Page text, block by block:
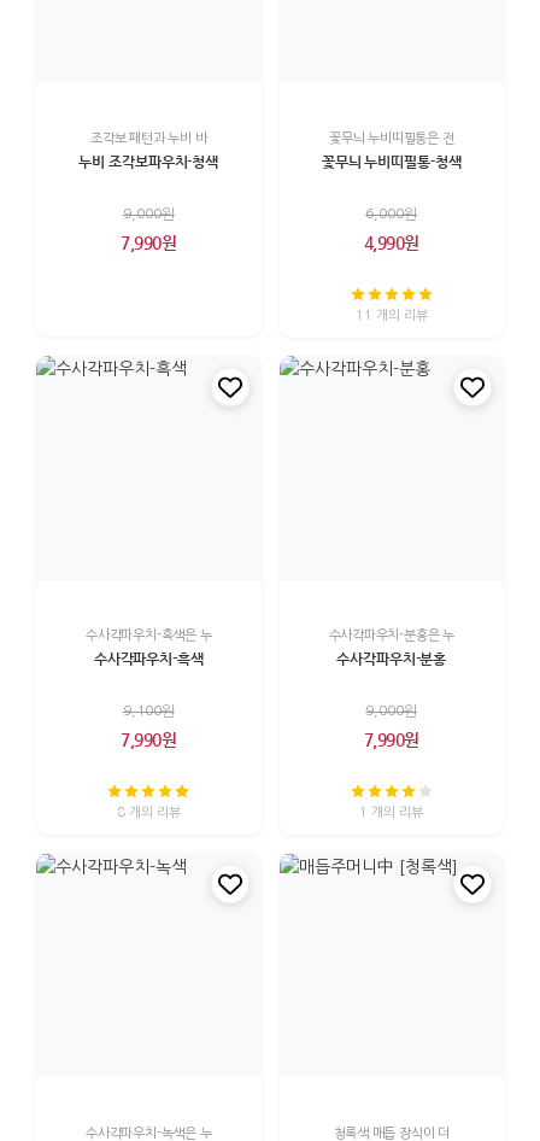
조각보 패턴과 누비 바
누비 조각보파우치-청색
9,000원
7,990원
꽃무늬 누비띠필통은 전
꽃무늬 누비띠필통-청색
6,000원
4,990원
11 개의 리뷰
수사각파우치-흑색은 누
수사각파우치-흑색
9,100원
7,990원
8 개의 리뷰
수사각파우치-분홍은 누
수사각파우치-분홍
9,000원
7,990원
1 개의 리뷰
수사각파우치-녹색은 누 청록색 매듭 장식이 더